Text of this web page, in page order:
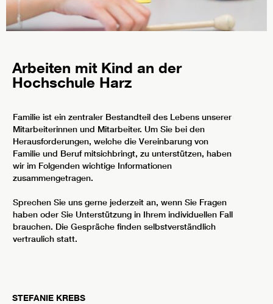
Arbeiten mit Kind an der
Hochschule Harz
Familie ist ein zentraler Bestandteil des Lebens unserer
Mitarbeiterinnen und Mitarbeiter. Um Sie bei den
Herausforderungen, welche die Vereinbarung von
Familie und Beruf mitsichbringt, zu unterstützen, haben
wir im Folgenden wichtige Informationen
zusammengetragen.
Sprechen Sie uns gerne jederzeit an, wenn Sie Fragen
haben oder Sie Unterstützung in Ihrem individuellen Fall
brauchen. Die Gespräche finden selbstverständlich
vertraulich statt.
STEFANIE KREBS